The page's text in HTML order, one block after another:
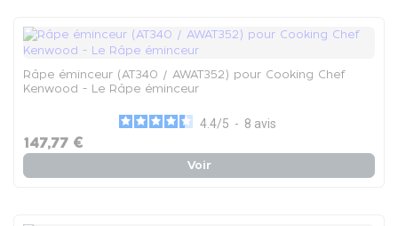
Râpe éminceur (AT340 / AWAT352) pour Cooking Chef
Kenwood - Le Râpe éminceur
4.4/5 - 8 avis
147,77 €
Voir